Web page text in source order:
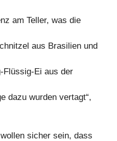
am Teller, was die
aus Brasilien und
Flüssig-Ei aus der
dazu wurden vertagt“,
sicher sein, dass